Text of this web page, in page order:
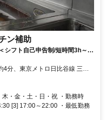
ン補助
シフト自己申告制/短時間3h～/
4分、東京メトロ日比谷線 三ノ
中前徒歩約7分 日比谷線「三
・金・土・日・祝 ・勤務時
[3] 17:00～22:00 ・最低勤務